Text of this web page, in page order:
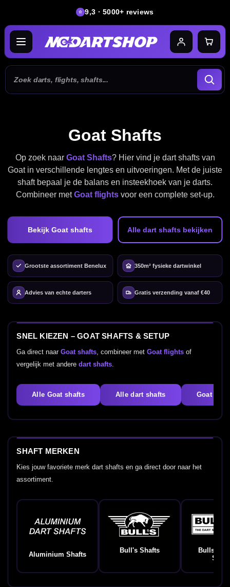
9,3 · 5000+ reviews
Goat Shafts
Op zoek naar Goat Shafts? Hier vind je dart shafts van
Goat in verschillende lengtes en uitvoeringen. Met de juiste
shaft bepaal je de balans en insteekhoek van je darts.
Combineer metGoat flightsvoor een complete set-up.
Bekijk Goat shafts Alle dart shafts bekijken
Grootste assortiment Benelux 350m² fysieke dartwinkel
Advies van echte darters Gratis verzending vanaf €40
SNEL KIEZEN – GOAT SHAFTS & SETUP
Ga direct naarGoat shafts, combineer metGoat flights of
vergelijk met anderedart shafts.
Alle Goat shafts Alle dart shafts Goat
SHAFT MERKEN
Kies jouw favoriete merk dart shafts en ga direct door naar het
assortiment.
Aluminium Shafts
Bull's Shafts
Bulls